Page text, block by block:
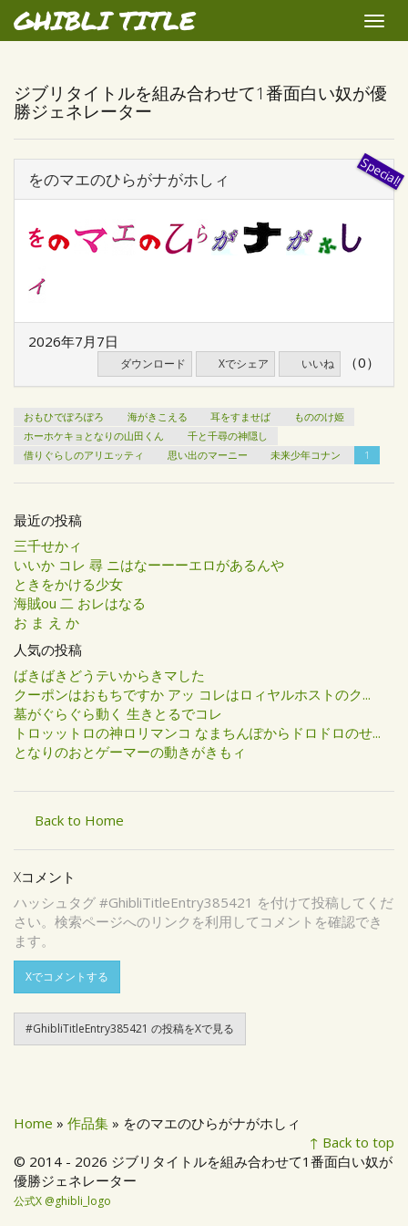
GHIBLI TITLE
Toggle
ジブリタイトルを組み合わせて1番面白い奴が優
勝ジェネレーター
をのマエのひらがナがホしィ
2026年7月7日
ダウンロード Xでシェア いいね （0）
おもひでぽろぽろ 海がきこえる 耳をすませば
もののけ姫
ホーホケキョとなりの山田くん
千と千尋の神隠し
借りぐらしのアリエッティ
思い出のマーニー 未来少年コナン 1
最近の投稿
三千せかィ
いいか コレ 尋 ニはなーーーエロがあるんや
ときをかける少女
海賊ou 二 おレはなる
お ま え か
人気の投稿
ばきばきどうテいからきマした
クーポンはおもちですか アッ コレはロィヤルホストのク...
墓がぐらぐら動く 生きとるでコレ
トロッットロの神ロリマンコ なまちんぽからドロドロのせ...
となりのおとゲーマーの動きがきもィ
Back to Home
Xコメント
ハッシュタグ #GhibliTitleEntry385421 を付けて投稿してくだ
さい。検索ページへのリンクを利用してコメントを確認でき
ます。
Xでコメントする
#GhibliTitleEntry385421 の投稿をXで見る
Home » 作品集 » をのマエのひらがナがホしィ
↑ Back to top
© 2014 - 2026 ジブリタイトルを組み合わせて1番面白い奴が
優勝ジェネレーター
公式X @ghibli_logo